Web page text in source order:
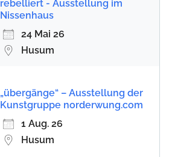
rebelliert - Ausstellung im
Nissenhaus
24 Mai 26
Husum
„übergänge“ – Ausstellung der
Kunstgruppe norderwung.com
1 Aug. 26
Husum